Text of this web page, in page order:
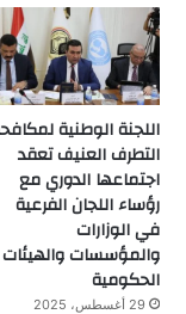
اللجنة الوطنية
التطرف العنيف تعقد
اجتماعها الدوري مع
رؤساء اللجان الفرعية
في الوزارات
والمؤسسات والهيئات
الحكومية
29 أغسطس، 2025